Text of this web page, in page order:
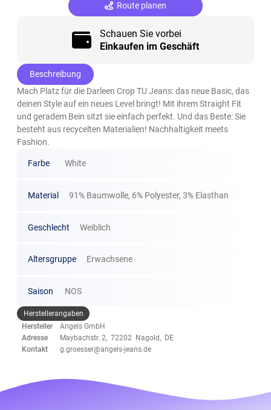
Route planen
Schauen Sie vorbei
Einkaufen im Geschäft
Beschreibung
Mach Platz für die Darleen Crop TU Jeans: das neue Basic, das
deinen Style auf ein neues Level bringt! Mit ihrem Straight Fit
und geradem Bein sitzt sie einfach perfekt. Und das Beste: Sie
besteht aus recycelten Materialien! Nachhaltigkeit meets
Fashion.
Farbe White
Material 91% Baumwolle, 6% Polyester, 3% Elasthan
Geschlecht Weiblich
Altersgruppe Erwachsene
Saison NOS
Herstellerangaben
Hersteller
Angels GmbH
Adresse
Maybachstr. 2, 72202 Nagold, DE
Kontakt
g.groesser@angels-jeans.de